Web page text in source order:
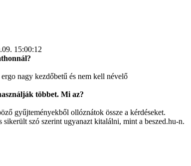
15:00:12
nagy kezdőbetű és nem kell névelő
többet. Mi az?
gyűjteményekből ollóznátok össze a kérdéseket.
sikerült szó szerint ugyanazt kitalálni, mint a beszed.hu-n.